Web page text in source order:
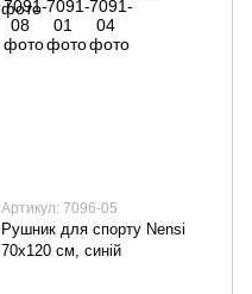
Артикул: 7096-05
Рушник для спорту Nensi
70х120 см, синій